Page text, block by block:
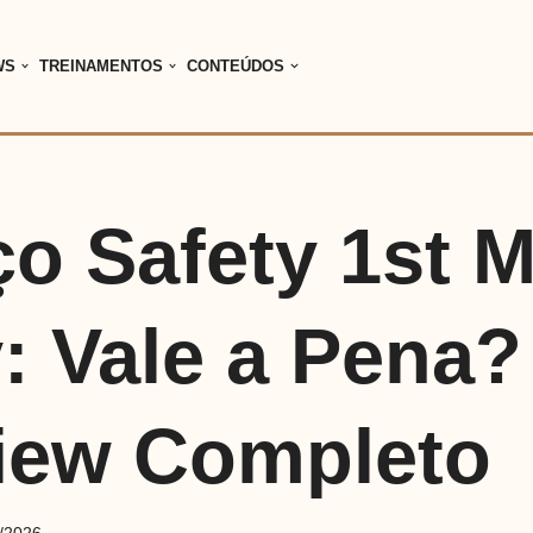
TREINAMENTOS CONTEÚDOS
Safety 1st
Vale a Pena?
Completo